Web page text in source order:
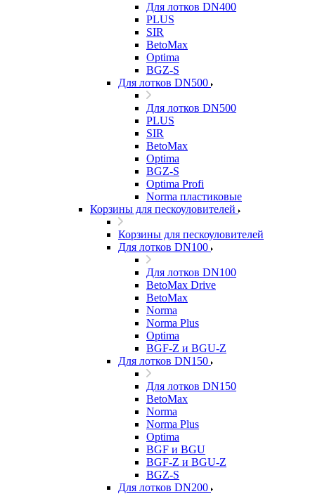
Для лотков DN400
PLUS
SIR
BetoMax
Optima
BGZ-S
Для лотков DN500
Для лотков DN500
PLUS
SIR
BetoMax
Optima
BGZ-S
Optima Profi
Norma пластиковые
Корзины для пескоуловителей
Корзины для пескоуловителей
Для лотков DN100
Для лотков DN100
BetoMax Drive
BetoMax
Norma
Norma Plus
Optima
BGF-Z и BGU-Z
Для лотков DN150
Для лотков DN150
BetoMax
Norma
Norma Plus
Optima
BGF и BGU
BGF-Z и BGU-Z
BGZ-S
Для лотков DN200